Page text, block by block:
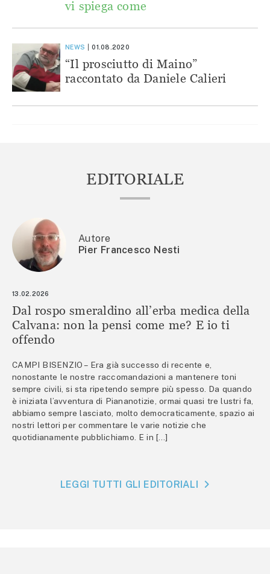
vi spiega come
NEWS 01.08.2020
“Il prosciutto di Maino”
raccontato da Daniele Calieri
EDITORIALE
Autore
Pier Francesco Nesti
13.02.2026
Dal rospo smeraldino all’erba medica della
Calvana: non la pensi come me? E io ti
offendo
CAMPI BISENZIO – Era già successo di recente e,
nonostante le nostre raccomandazioni a mantenere toni
sempre civili, si sta ripetendo sempre più spesso. Da quando
è iniziata l’avventura di Piananotizie, ormai quasi tre lustri fa,
abbiamo sempre lasciato, molto democraticamente, spazio ai
nostri lettori per commentare le varie notizie che
quotidianamente pubblichiamo. E in […]
LEGGI TUTTI GLI EDITORIALI